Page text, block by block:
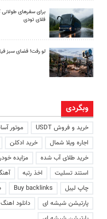
برای سفرهای طولانی
فلای تودی
لو رفت! فضای سبز
وبگردی
خرید و فروش USDT موتور
اجاره ویلا شمال
خرید ادکلن
خرید طلای آب شده
مزایده
استند تسلیت
اخذ رتبه
چاپ لیبل
Buy backlinks
پارتیشن شیشه ای
دانلود